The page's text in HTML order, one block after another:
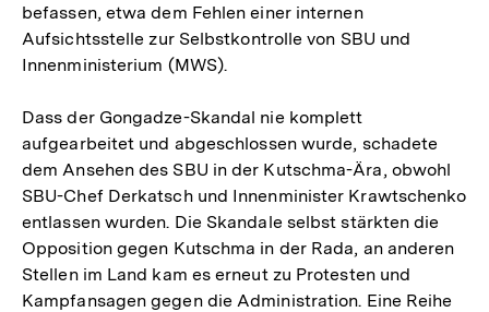
befassen, etwa dem Fehlen einer internen
Aufsichtsstelle zur Selbstkontrolle von SBU und
Innenministerium (MWS).
Dass der Gongadze-Skandal nie komplett
aufgearbeitet und abgeschlossen wurde, schadete
dem Ansehen des SBU in der Kutschma-Ära, obwohl
SBU-Chef Derkatsch und Innenminister Krawtschenko
entlassen wurden. Die Skandale selbst stärkten die
Opposition gegen Kutschma in der Rada, an anderen
Stellen im Land kam es erneut zu Protesten und
Kampfansagen gegen die Administration. Eine Reihe